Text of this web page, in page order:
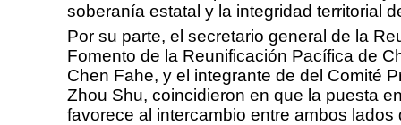
soberanía estatal y la integridad territorial
Por su parte, el secretario general de la
Fomento de la Reunificación Pacífica de
Chen Fahe, y el integrante de del Comité
Zhou Shu, coincidieron en que la puesta
favorece al intercambio entre ambos lados